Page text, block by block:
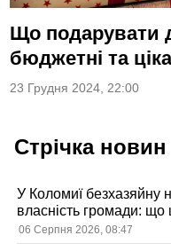
Що подарувати
бюджетні та
23 Грудня 2024, 22:00
Стрічка новин
У Коломиї безхазяйну
власність громади: що
06 Серпня 2026, 08:47